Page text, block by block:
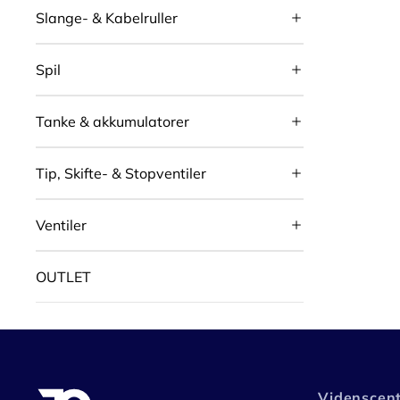
Slange- & Kabelruller
Spil
Tanke & akkumulatorer
Tip, Skifte- & Stopventiler
Ventiler
OUTLET